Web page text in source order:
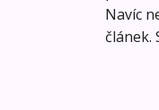
Navíc
článek.